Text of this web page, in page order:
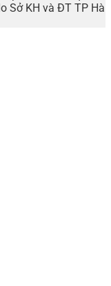
Sở KH và ĐT TP Hà